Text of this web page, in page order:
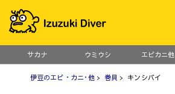
サカナ ウミウシ エビカニ他
伊豆のエビ・カニ･他> 巻貝 > キンシバイ